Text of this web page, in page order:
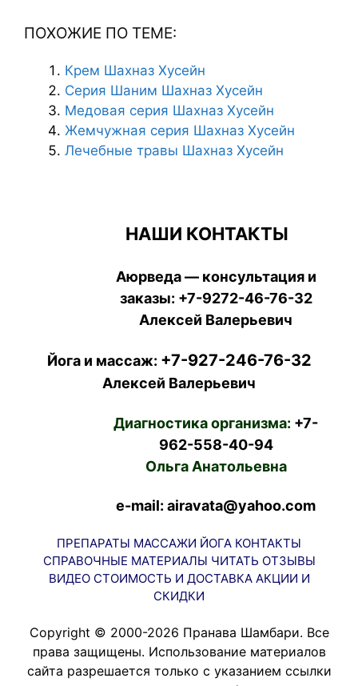
ПОХОЖИЕ ПО ТЕМЕ:
Крем Шахназ Хусейн
Серия Шаним Шахназ Хусейн
Медовая серия Шахназ Хусейн
Жемчужная серия Шахназ Хусейн
Лечебные травы Шахназ Хусейн
НАШИ КОНТАКТЫ
Аюрведа — консультация и
заказы: +7-9272-46-76-32
Алексей Валерьевич
Йога и массаж: +7-927-246-76-32
Алексей Валерьевич
Диагностика организма: +7-
962-558-40-94
Ольга Анатольевна
e-mail: airavata@yahoo.com
ПРЕПАРАТЫ МАССАЖИ ЙОГА КОНТАКТЫ
СПРАВОЧНЫЕ МАТЕРИАЛЫ ЧИТАТЬ ОТЗЫВЫ
ВИДЕО СТОИМОСТЬ И ДОСТАВКА АКЦИИ И
СКИДКИ
Copyright © 2000-2026 Пранава Шамбари. Все
права защищены. Использование материалов
сайта разрешается только с указанием ссылки